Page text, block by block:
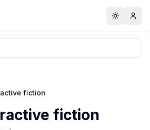
Toggle
fiction
fiction